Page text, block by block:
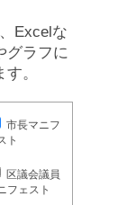
Excelな
グラフに
。
市長マニフ
ト
区議会議員
フェスト